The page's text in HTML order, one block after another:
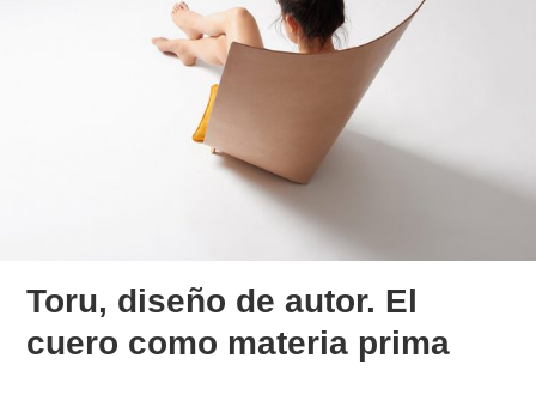
Toru, diseño de autor. El
cuero como materia prima